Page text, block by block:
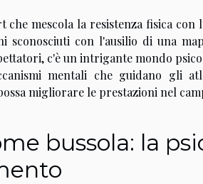
che mescola la resistenza fisica
sconosciuti con l'ausilio di una
c'è un intrigante mondo
mentali che guidano gli
migliorare le prestazioni nel
bussola: la